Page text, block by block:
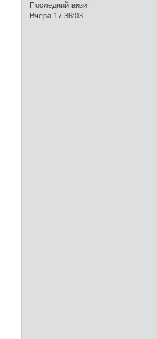
Последний визит:
Вчера 17:36:03